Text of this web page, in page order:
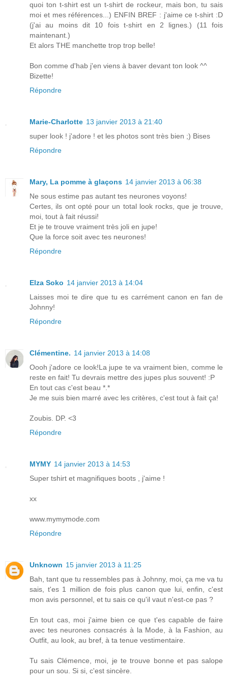
quoi ton t-shirt est un t-shirt de rockeur, mais bon, tu sais
moi et mes références...) ENFIN BREF : j'aime ce t-shirt :D
(j'ai au moins dit 10 fois t-shirt en 2 lignes.) (11 fois
maintenant.)
Et alors THE manchette trop trop belle!
Bon comme d'hab j'en viens à baver devant ton look ^^
Bizette!
Répondre
Marie-Charlotte 13 janvier 2013 à 21:40
super look ! j'adore ! et les photos sont très bien ;) Bises
Répondre
Mary, La pomme à glaçons 14 janvier 2013 à 06:38
Ne sous estime pas autant tes neurones voyons!
Certes, ils ont opté pour un total look rocks, que je trouve,
moi, tout à fait réussi!
Et je te trouve vraiment très joli en jupe!
Que la force soit avec tes neurones!
Répondre
Elza Soko 14 janvier 2013 à 14:04
Laisses moi te dire que tu es carrément canon en fan de
Johnny!
Répondre
Clémentine. 14 janvier 2013 à 14:08
Oooh j'adore ce look!La jupe te va vraiment bien, comme le
reste en fait! Tu devrais mettre des jupes plus souvent! :P
En tout cas c'est beau *.*
Je me suis bien marré avec les critères, c'est tout à fait ça!
Zoubis. DP. <3
Répondre
MYMY 14 janvier 2013 à 14:53
Super tshirt et magnifiques boots , j'aime !
xx
www.mymymode.com
Répondre
Unknown 15 janvier 2013 à 11:25
Bah, tant que tu ressembles pas à Johnny, moi, ça me va tu
sais, t'es 1 million de fois plus canon que lui, enfin, c'est
mon avis personnel, et tu sais ce qu'il vaut n'est-ce pas ?
En tout cas, moi j'aime bien ce que t'es capable de faire
avec tes neurones consacrés à la Mode, à la Fashion, au
Outfit, au look, au bref, à ta tenue vestimentaire.
Tu sais Clémence, moi, je te trouve bonne et pas salope
pour un sou. Si si, c'est sincère.